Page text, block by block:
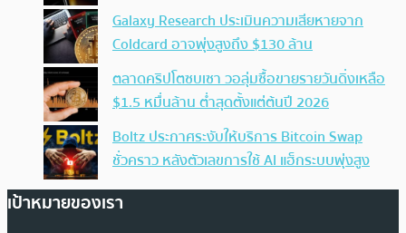
Galaxy Research ประเมินความเสียหายจาก
Coldcard อาจพุ่งสูงถึง $130 ล้าน
ตลาดคริปโตซบเซา วอลุ่มซื้อขายรายวันดิ่งเหลือ
$1.5 หมื่นล้าน ต่ำสุดตั้งแต่ต้นปี 2026
Boltz ประกาศระงับให้บริการ Bitcoin Swap
ชั่วคราว หลังตัวเลขการใช้ AI แฮ็กระบบพุ่งสูง
เป้าหมายของเรา